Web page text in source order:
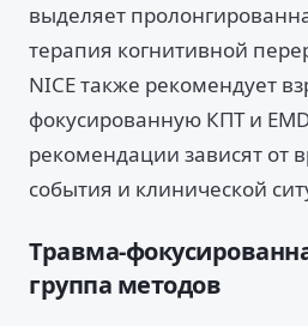
выделяет
терапия когнитивной
NICE также рекомендует
фокусированную КПТ и
рекомендации зависят от
события и клинической
Травма-
группа методов